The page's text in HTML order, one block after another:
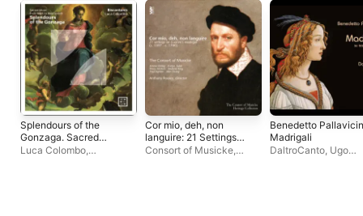
Splendours of the
Gonzaga. Sacred
Music from Wert to
Luca Colombo,
Cor mio, deh, non
languire: 21 Settings
on Guarini's Madrigal
Consort of Musicke,
Benedetto
Madrigali
DaltroCanto, Ugo